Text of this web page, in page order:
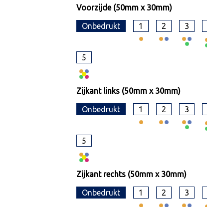
Voorzijde (50mm x 30mm)
Onbedrukt 1 2 3
5
Zijkant links (50mm x 30mm)
Onbedrukt 1 2 3
5
Zijkant rechts (50mm x 30mm)
Onbedrukt 1 2 3